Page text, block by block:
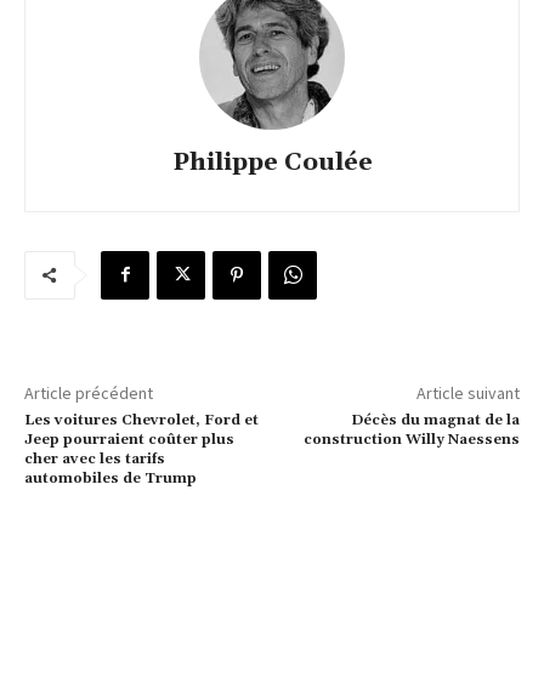
Philippe Coulée
Article précédent
Les voitures Chevrolet, Ford et
Jeep pourraient coûter plus
cher avec les tarifs
automobiles de Trump
Article suivant
Décès du magnat de la
construction Willy Naessens